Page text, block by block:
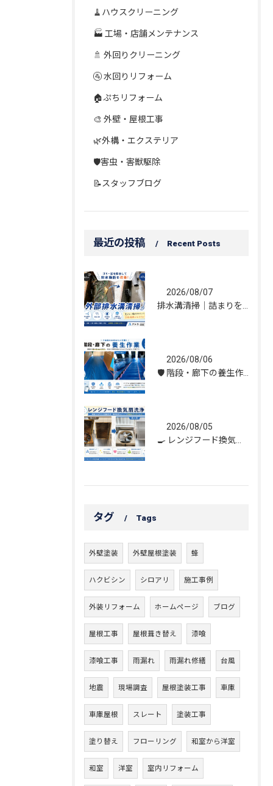
🧹ハウスクリーニング
🏭 工場・店舗メンテナンス
🚿 外回りクリーニング
🚰 水回りリフォーム
🏠ぷちリフォーム
🎨 外壁・屋根工事
🌿外構・エクステリア
🛡️害虫・害獣駆除
📝スタッフブログ
最近の投稿 Recent Posts
2026/08/07
2026/08/06
2026/08/05
タグ Tags
外壁塗装 外壁屋根塗装 蜂
ハクビシン シロアリ 施工事例
外装リフォーム ホームページ ブログ
屋根工事 屋根葺き替え 漆喰
漆喰工事 雨漏れ 雨漏れ修繕 台風
地震 現場調査 屋根塗装工事 車庫
車庫屋根 スレート 塗装工事
塗り替え フローリング 和室から洋室
和室 洋室 室内リフォーム